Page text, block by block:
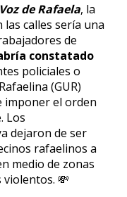
de Rafaela, la
calles sería una
de
constatado
policiales o
(GUR)
imponer el orden
Los
dejaron de ser
rafaelinos a
medio de zonas
💸